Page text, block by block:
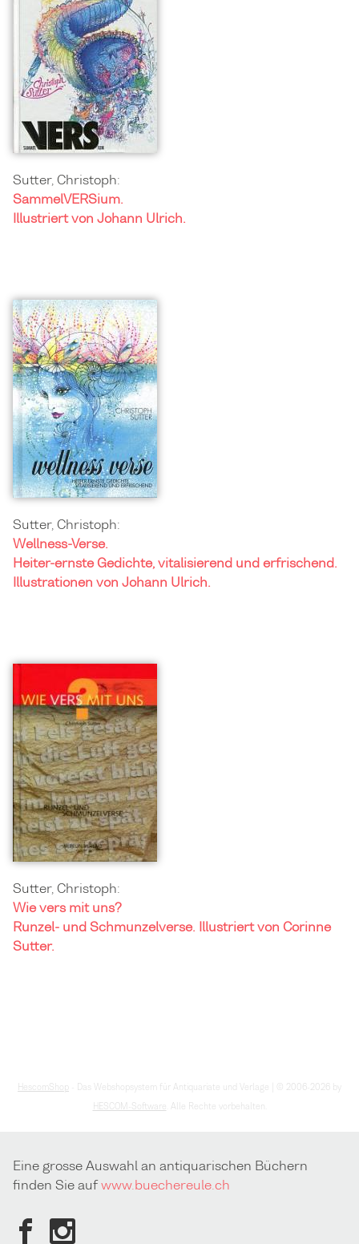
Sutter, Christoph:
SammelVERSium.
Illustriert von Johann Ulrich.
Sutter, Christoph:
Wellness-Verse.
Heiter-ernste Gedichte, vitalisierend und erfrischend.
Illustrationen von Johann Ulrich.
Sutter, Christoph:
Wie vers mit uns?
Runzel- und Schmunzelverse. Illustriert von Corinne
Sutter.
HescomShop
- Das Webshopsystem für Antiquariate und Verlage | © 2006-2026 by
HESCOM-Software
. Alle Rechte vorbehalten.
Eine grosse Auswahl an antiquarischen Büchern
finden Sie aufwww.buechereule.ch